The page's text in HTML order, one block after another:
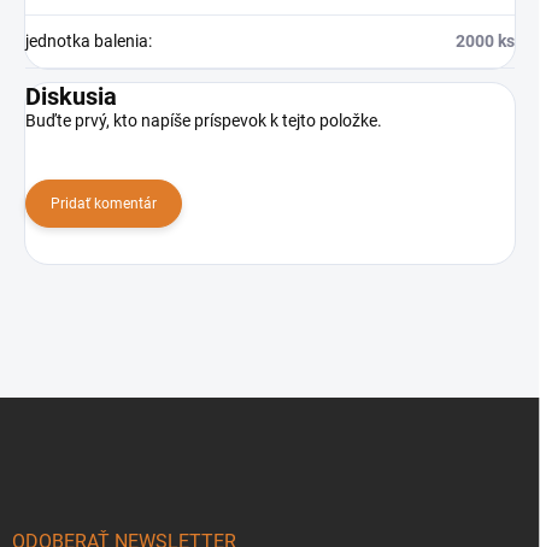
jednotka balenia: 2000 ks
Diskusia
Buďte prvý, kto napíše príspevok k tejto položke.
Pridať komentár
ODOBERAŤ NEWSLETTER